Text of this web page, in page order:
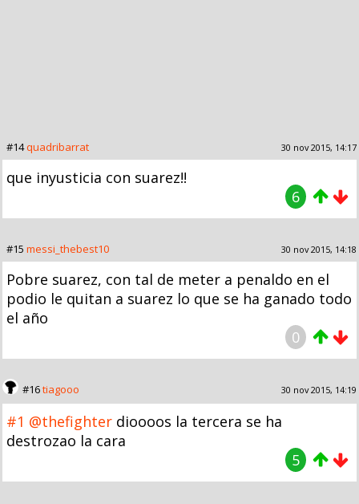
#14quadribarrat 30 nov 2015, 14:17
que inyusticia con suarez!!
6
#15 messi_thebest10 30 nov 2015, 14:18
Pobre suarez, con tal de meter a penaldo en el
podio le quitan a suarez lo que se ha ganado todo
el año
0
#16tiagooo 30 nov 2015, 14:19
#1 @thefighter dioooos la tercera se ha
destrozao la cara
5